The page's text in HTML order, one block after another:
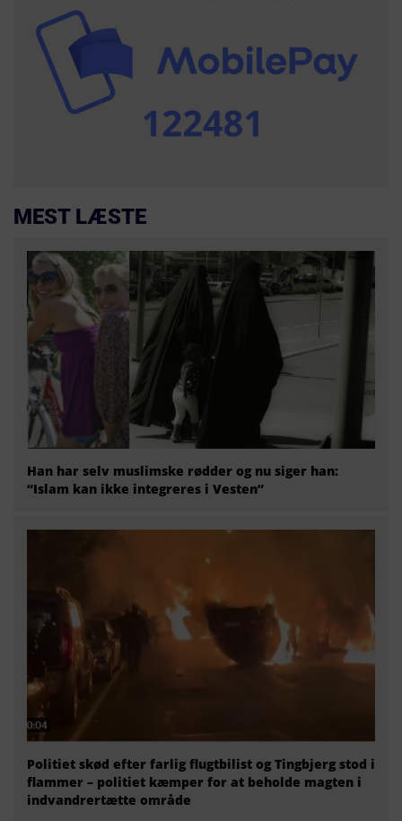
MEST LÆSTE
Han har selv muslimske rødder og nu siger han:
“Islam kan ikke integreres i Vesten”
Politiet skød efter farlig flugtbilist og Tingbjerg stod i
flammer – politiet kæmper for at beholde magten i
indvandrertætte område